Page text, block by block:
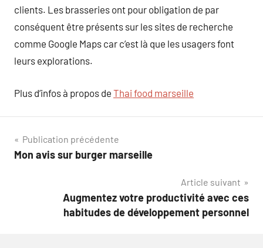
clients. Les brasseries ont pour obligation de par
conséquent être présents sur les sites de recherche
comme Google Maps car c’est là que les usagers font
leurs explorations.
Plus d’infos à propos de Thai food marseille
Navigation
de
Publication précédente
Mon avis sur burger marseille
Article suivant
Augmentez votre productivité avec ces
habitudes de développement personnel